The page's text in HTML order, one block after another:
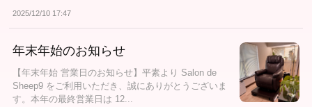
2025/12/10 17:47
年末年始のお知らせ
【年末年始 営業日のお知らせ】平素より Salon de
Sheep9 をご利用いただき、誠にありがとうございま
す。本年の最終営業日は 12...